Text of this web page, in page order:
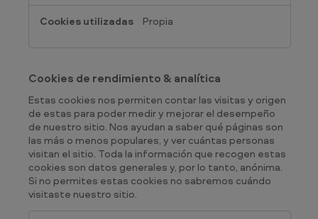
Propia
Cookies de rendimiento & analítica
Estas cookies nos permiten contar las visitas y origen
de estas para poder medir y mejorar el desempeño
de nuestro sitio. Nos ayudan a saber qué páginas son
las más o menos populares, y ver cuántas personas
visitan el sitio. Toda la información que recogen estas
cookies son datos generales y, por lo tanto, anónima.
Si no permites estas cookies no sabremos cuándo
visitaste nuestro sitio.